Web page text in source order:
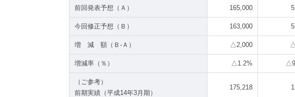
前回発表予想（Ａ） 165,000
今回修正予想（Ｂ） 163,000
増 減 額（Ｂ-Ａ） △2,000
増減率（％） △1.2%
（ご参考）
前期実績（平成14年3月期）
175,218